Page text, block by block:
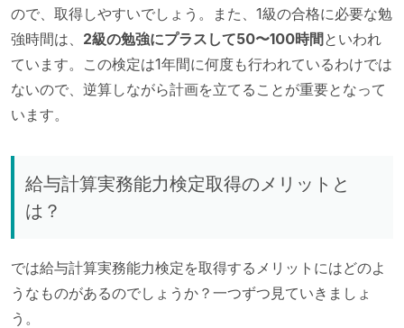
ので、取得しやすいでしょう。また、1級の合格に必要な勉
強時間は、 2級の勉強にプラスして50〜100時間といわれ
ています。この検定は1年間に何度も行われているわけでは
ないので、逆算しながら計画を立てることが重要となって
います。
給与計算実務能力検定取得のメリットと
は？
では給与計算実務能力検定を取得するメリットにはどのよ
うなものがあるのでしょうか？一つずつ見ていきましょ
う。